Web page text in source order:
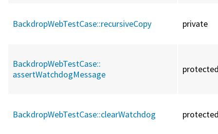
BackdropWebTestCase::recursiveCopy private
BackdropWebTestCase::
assertWatchdogMessage
BackdropWebTestCase::clearWatchdog